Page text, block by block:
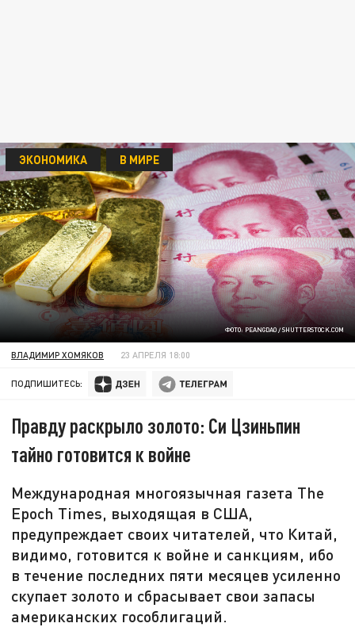
ФОТО: PEANGDAO / SHUTTERSTОСK.СОM
ЭКОНОМИКА В МИРЕ
ВЛАДИМИР ХОМЯКОВ 23 АПРЕЛЯ 18:00
ПОДПИШИТЕСЬ:
Правду раскрыло золото: Си Цзиньпин
тайно готовится к войне
Международная многоязычная газета The
Epoch Times, выходящая в США,
предупреждает своих читателей, что Китай,
видимо, готовится к войне и санкциям, ибо
в течение последних пяти месяцев усиленно
скупает золото и сбрасывает свои запасы
американских гособлигаций.